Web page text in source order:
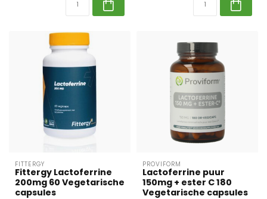
FITTERGY
Fittergy Lactoferrine
200mg 60 Vegetarische
capsules
PROVIFORM
Lactoferrine puur
150mg + ester C 180
Vegetarische capsules